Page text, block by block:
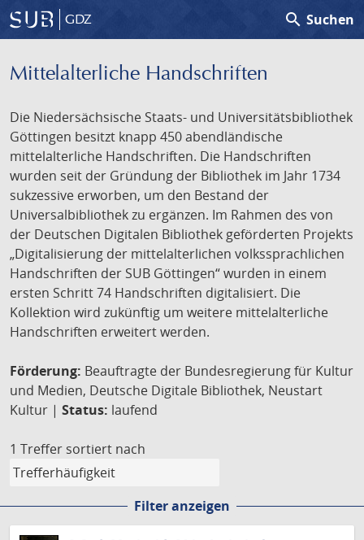
GDZ search Suchen
Mittelalterliche Handschriften
Die Niedersächsische Staats- und Universitätsbibliothek
Göttingen besitzt knapp 450 abendländische
mittelalterliche Handschriften. Die Handschriften
wurden seit der Gründung der Bibliothek im Jahr 1734
sukzessive erworben, um den Bestand der
Universalbibliothek zu ergänzen. Im Rahmen des von
der Deutschen Digitalen Bibliothek geförderten Projekts
„Digitalisierung der mittelalterlichen volkssprachlichen
Handschriften der SUB Göttingen“ wurden in einem
ersten Schritt 74 Handschriften digitalisiert. Die
Kollektion wird zukünftig um weitere mittelalterliche
Handschriften erweitert werden.
Förderung: Beauftragte der Bundesregierung für Kultur
und Medien, Deutsche Digitale Bibliothek, Neustart
Kultur | Status: laufend
1 Treffer sortiert nach
Filter anzeigen